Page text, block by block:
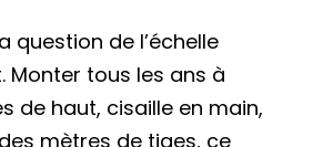
question de l’échelle
Monter tous les ans à
de haut, cisaille en main,
mètres de tiges, ce